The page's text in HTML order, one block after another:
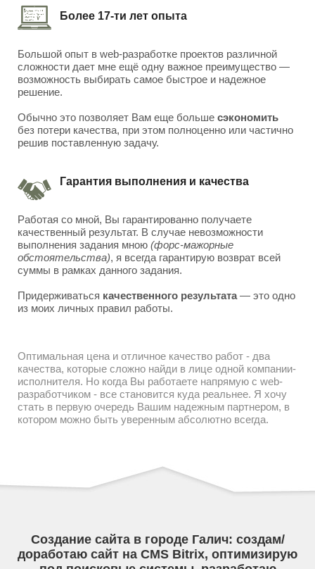
Более 17-ти лет опыта
Большой опыт в web-разработке проектов различной
сложности дает мне ещё одну важное преимущество —
возможность выбирать самое быстрое и надежное
решение.
Обычно это позволяет Вам еще больше сэкономить
без потери качества, при этом полноценно или частично
решив поставленную задачу.
Гарантия выполнения и качества
Работая со мной, Вы гарантированно получаете
качественный результат. В случае невозможности
выполнения задания мною (форс-мажорные
обстоятельства), я всегда гарантирую возврат всей
суммы в рамках данного задания.
Придерживаться качественного результата— это одно
из моих личных правил работы.
Оптимальная цена и отличное качество работ - два
качества, которые сложно найди в лице одной компании-
исполнителя. Но когда Вы работаете напрямую с web-
разработчиком - все становится куда реальнее. Я хочу
стать в первую очередь Вашим надежным партнером, в
котором можно быть уверенным абсолютно всегда.
Создание сайта в городе Галич: создам/
доработаю сайт на CMS Bitrix, оптимизирую